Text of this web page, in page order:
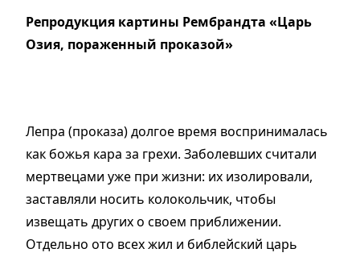
Репродукция картины Рембрандта «Царь
Озия, пораженный проказой»
Лепра (проказа) долгое время воспринималась
как божья кара за грехи. Заболевших считали
мертвецами уже при жизни: их изолировали,
заставляли носить колокольчик, чтобы
извещать других о своем приближении.
Отдельно ото всех жил и библейский царь